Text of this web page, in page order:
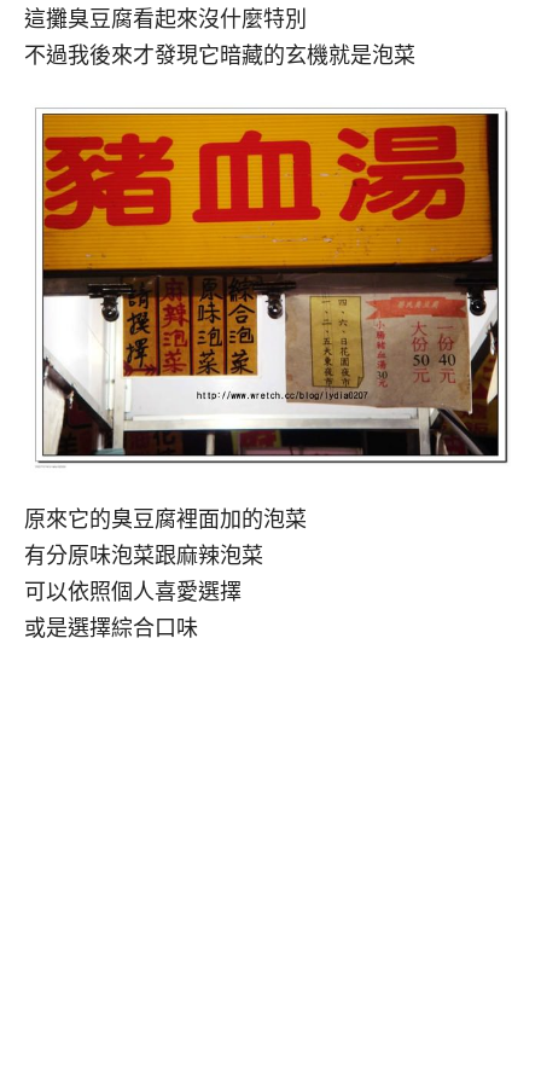
這攤臭豆腐看起來沒什麼特別
不過我後來才發現它暗藏的玄機就是泡菜
原來它的臭豆腐裡面加的泡菜
有分原味泡菜跟麻辣泡菜
可以依照個人喜愛選擇
或是選擇綜合口味